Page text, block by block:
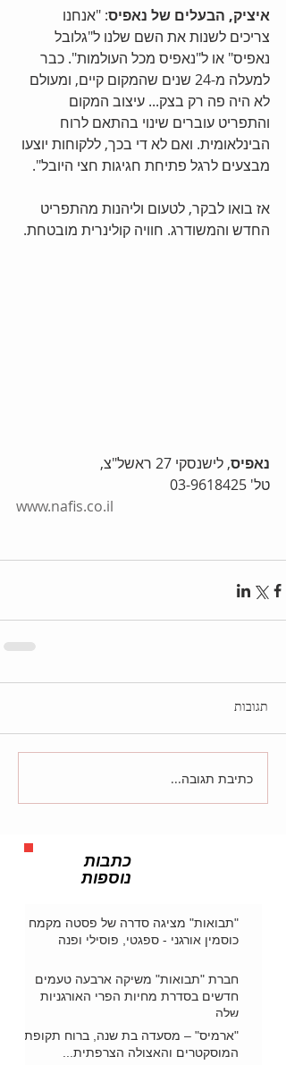
איציק, הבעלים של נאפיס: "אנחנו
צריכים לשנות את השם שלנו ל"גלובל
נאפיס" או ל"נאפיס מכל העולמות". כבר
למעלה מ-24 שנים שהמקום קיים, ומעולם
לא היה פה רק בצק... עיצוב המקום
והתפריט עוברים שינוי בהתאם לרוח
הבינלאומית. ואם לא די בכך, ללקוחות יוצעו
מבצעים לרגל פתיחת חגיגות חצי היובל".
אז בואו לבקר, לטעום וליהנות מהתפריט
החדש והמשודרג. חוויה קולינרית מובטחת.
נאפיס, לישנסקי 27 ראשל"צ,
טל' 03-9618425
www.nafis.co.il
תגובות
כתיבת תגובה...
כתבות
נוספות
"תבואות" מציגה סדרה של פסטה מקמח
כוסמין אורגני - ספגטי, פוסילי ופנה
חברת "תבואות" משיקה ארבעה טעמים
חדשים בסדרת מחיות הפרי האורגניות
שלה
"ארמיס" – מסעדה בת שנה, ברוח תקופת
המוסקטרים והאצולה הצרפתית...